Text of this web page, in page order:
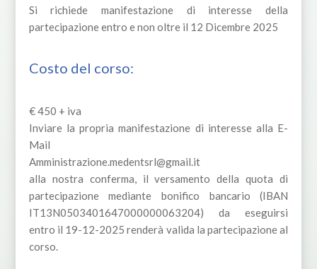
Si richiede manifestazione di interesse della
partecipazione entro e non oltre il 12 Dicembre 2025
Costo del corso:
€ 450 + iva
Inviare la propria manifestazione di interesse alla E-
Mail
Amministrazione.medentsrl@gmail.it
alla nostra conferma, il versamento della quota di
partecipazione mediante bonifico bancario (IBAN
IT13N0503401647000000063204) da eseguirsi
entro il 19-12-2025 renderà valida la partecipazione al
corso.